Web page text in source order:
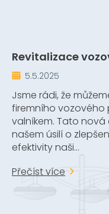
Revitalizace
5.5.2025
Jsme rádi, že
firemního vozového
valníkem. Tato nová
našem úsilí o
efektivity naši...
Přečíst více